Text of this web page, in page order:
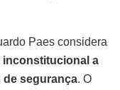
Paes considera
inconstitucional a
de segurança. O